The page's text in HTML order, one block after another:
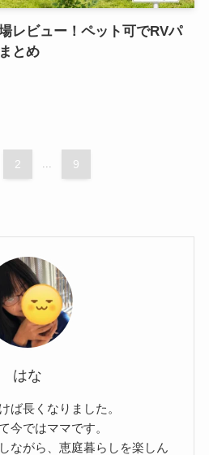
レビュー！ペット可でRVパ
とめ
2 ... 9
はな
ば長くなりました。
今ではママです。
ながら、恵庭暮らしを楽しん